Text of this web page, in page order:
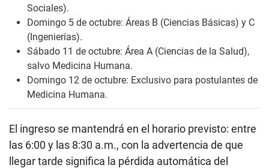
Sociales).
Domingo 5 de octubre: Áreas B (Ciencias Básicas) y C
(Ingenierías).
Sábado 11 de octubre: Área A (Ciencias de la Salud),
salvo Medicina Humana.
Domingo 12 de octubre: Exclusivo para postulantes de
Medicina Humana.
El ingreso se mantendrá en el horario previsto: entre
las 6:00 y las 8:30 a.m., con la advertencia de que
llegar tarde significa la pérdida automática del